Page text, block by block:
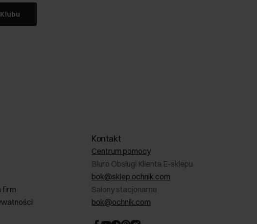
firm
Kontakt
Centrum pomocy
Biuro Obsługi Klienta E-sklepu
bok@sklep.ochnik.com
Salony stacjonarne
bok@ochnik.com